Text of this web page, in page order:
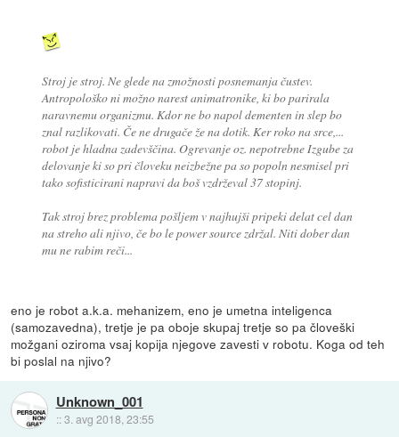
Stroj je stroj. Ne glede na zmožnosti posnemanja čustev.
Antropološko ni možno narest animatronike, ki bo parirala
naravnemu organizmu. Kdor ne bo napol dementen in slep bo
znal razlikovati. Če ne drugače že na dotik. Ker roko na srce,...
robot je hladna zadevščina. Ogrevanje oz. nepotrebne Izgube za
delovanje ki so pri človeku neizbežne pa so popoln nesmisel pri
tako sofisticirani napravi da boš vzdrževal 37 stopinj.
Tak stroj brez problema pošljem v najhujši pripeki delat cel dan
na streho ali njivo, če bo le power source zdržal. Niti dober dan
mu ne rabim reči...
eno je robot a.k.a. mehanizem, eno je umetna inteligenca
(samozavedna), tretje je pa oboje skupaj tretje so pa človeški
možgani oziroma vsaj kopija njegove zavesti v robotu. Koga od teh
bi poslal na njivo?
Unknown_001
::3. avg 2018, 23:55